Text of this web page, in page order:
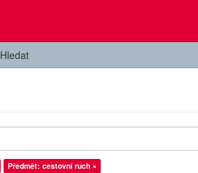
Hledat
Předmět: cestovní ruch ×